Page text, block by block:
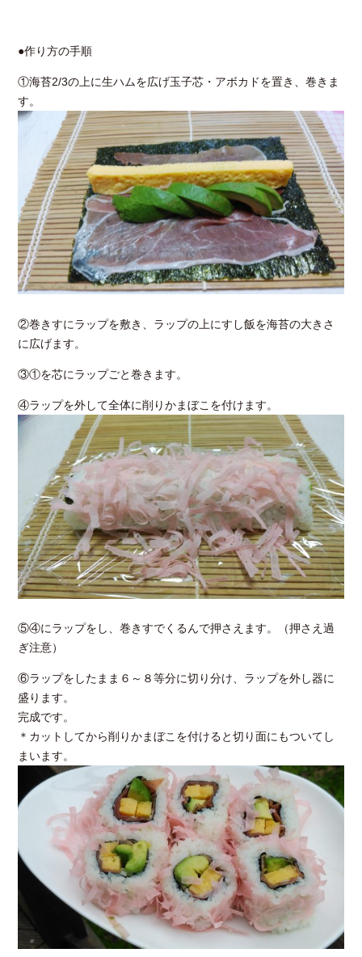
●作り方の手順
①海苔2/3の上に生ハムを広げ玉子芯・アボカドを置き、巻きま
す。
②巻きすにラップを敷き、ラップの上にすし飯を海苔の大きさ
に広げます。
③①を芯にラップごと巻きます。
④ラップを外して全体に削りかまぼこを付けます。
⑤④にラップをし、巻きすでくるんで押さえます。（押さえ過
ぎ注意）
⑥ラップをしたまま６～８等分に切り分け、ラップを外し器に
盛ります。
完成です。
＊カットしてから削りかまぼこを付けると切り面にもついてし
まいます。